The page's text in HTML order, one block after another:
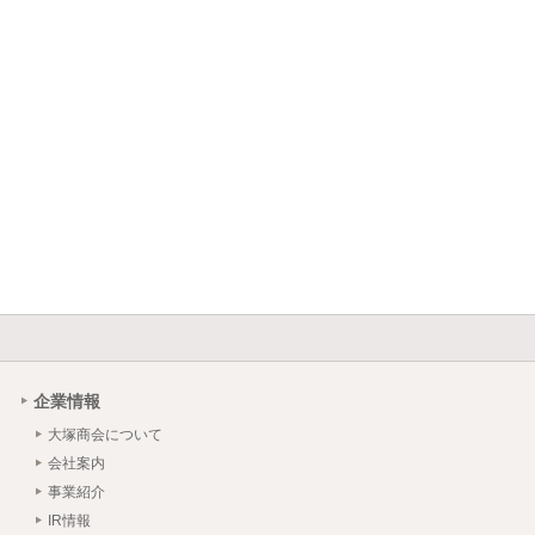
企業情報
大塚商会について
会社案内
事業紹介
IR情報